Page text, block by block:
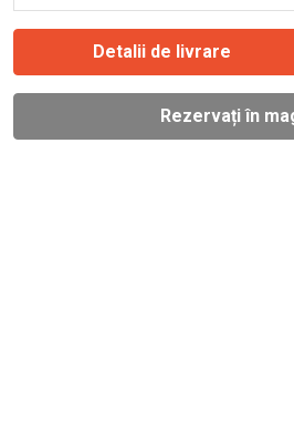
Detalii de livrare
Rezervați în